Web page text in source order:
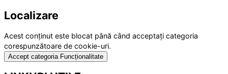
Localizare
Acest conținut este blocat până când acceptați categoria
corespunzătoare de cookie-uri.
Accept categoria Funcționalitate